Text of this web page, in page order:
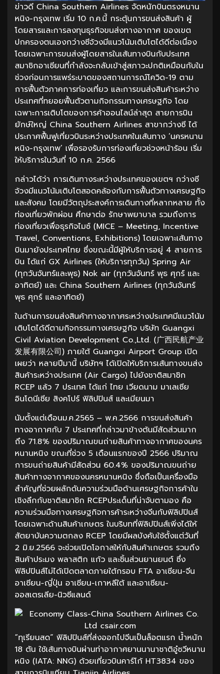
ข่าวดี China Southern Airlines จัดหนักบินตรงหนาน
หนิง-กรุงเทพ เริ่ม 10 ก.ค.นี้ กระตุ้นการขนส่งสินค้า ผู้
โดยสารและการลงทุนธุรกิจขนส่งทางอากาศ ของเขต
ปกครองตนเองกว่างซีจ้วงมีแนวโน้มเติบโตได้ดีต่อเนื่อง
โดยเฉพาะการขนส่งผู้โดยสารในเส้นทางบินกับประเทศ
สมาชิกอาเซียนที่กำลังจะกลับเข้าสู่สภาวะปกติเหมือนกับใน
ช่วงก่อนการแพร่ระบาดของสถานการณ์โควิด-19 ตาม
การฟื้นตัวภาคการท่องเที่ยว และการขนส่งสินค้าระหว่าง
ประเทศที่ทยอยฟื้นตัวตามกิจกรรมทางเศรษฐกิจ โดย
เฉพาะการเติบโตของการค้าออนไลน์ล่าสุด สายการบิน
ยักษ์ใหญ่ China Southern Airlines สาขากว่างซี ได้
ประกาศฟื้นฟูเที่ยวบินระหว่างประเทศในเส้นทาง ‘นครหนาน
หนิง-กรุงเทพ’ เพื่อรองรับการท่องเที่ยวช่วงหน้าร้อน เริ่ม
ให้บริการในวันที่ 10 ก.ค. 2566
กล่าวได้ว่า การเดินทางระหว่างประเทศของเขตฯ กว่างซี
จ้วงมีแนวโน้มเติบโตสอดคล้องกับการฟื้นตัวทางเศรษฐกิจ
และสังคม โดยมีวัตถุประสงค์การเดินทางที่หลากหลาย ทั้ง
ท่องเที่ยวพักผ่อน ศึกษาต่อ รักษาพยาบาล รวมถึงการ
ท่องเที่ยวเพื่อธุรกิจไมซ์ (MICE – Meeting, Incentive
Travel, Conventions, Exhibitions) โดยเฉพาะเส้นทาง
บินมายังประเทศไทย ซึ่งขณะนี้มีผู้ให้บริการอยู่ 4 สายการ
บิน ได้แก่ GX Airlines (ให้บริการทุกวัน) Spring Air
(ทุกวันจันทร์และพุธ) Nok air (ทุกวันจันทร์ พุธ ศุกร์ และ
อาทิตย์) และ China Southern Airlines (ทุกวันจันทร์
พุธ ศุกร์ และอาทิตย์)
ในด้านการขนส่งสินค้าทางอากาศระหว่างประเทศมีแนวโน้ม
เติบโตได้ดีตามกิจกรรมทางเศรษฐกิจ บริษัท Guangxi
Civil Aviation Development Co.,Ltd. (广西民航产业
发展有限公司) ภายใต้ Guangxi Airport Group เปิด
เผยว่า หลายปีมานี้ บริษัทฯ ได้เปิดให้บริการเส้นทางขนส่ง
สินค้าระหว่างประเทศ (Air Cargo) ไปยังชาติสมาชิก
RCEP แล้ว 7 ประเทศ ได้แก่ ไทย เวียดนาม มาเลเซีย
อินโดนีเซีย สิงคโปร์ ฟิลิปปินส์ และเมียนมา
นับตั้งแต่เดือนม.ค.2565 – พ.ค.2566 การขนส่งสินค้า
ทางอากาศกับ 7 ประเทศที่กล่าวมาข้างต้นมีสัดส่วนมาก
ถึง 71.8% ของปริมาณขนถ่ายสินค้าทางอากาศของนคร
หนานหนิง ขณะที่ช่วง 5 เดือนแรกของปี 2566 ปริมาณ
การขนถ่ายสินค้ามีสัดส่วน 60.4% ของปริมาณขนถ่าย
สินค้าทางอากาศของนครหนานหนิง ซึ่งถือเป็นเครื่องมือ
สำคัญที่ช่วยผลักดันความร่วมมือด้านเศรษฐกิจการค้าใน
เชิงลึกกับชาติสมาชิก RCEPประเด็นที่น่าจับตามอง คือ
ความร่วมมือทางเศรษฐกิจการค้าระหว่างจีนกับฟิลิปปินส์
โดยเฉพาะด้านสินค้าเกษตร ในบริบทที่ฟิลิปปินส์เพิ่งได้ให้
สัตยาบันความตกลง RCEP โดยมีผลบังคับใช้ตั้งแต่วันที่
2 มิ.ย.2566 จะช่วยเปิดโอกาสให้กับสินค้าเกษตร รวมถึง
สินค้าประมง พลาสติก แก้ว และชิ้นส่วนยานยนต์ ซึ่ง
ฟิลิปปินส์ไม่ได้เปิดตลาดภายใต้กรอบ FTA อาเซียน-จีน
อาเซียน-ญี่ปุ่น อาเซียน-เกาหลีใต้ และอาเซียน-
ออสเตรเลีย-นิวซีแลนด์
“ทุเรียนสด” ฟิลิปปินส์ที่ส่งออกไปจีนเป็นล็อตแรก น้ำหนัก
18 ตัน ใช้เส้นทางบินผ่านท่าอากาศยานนานาชาติอู๋ซวีหนาน
หนิง (IATA: NNG) ด้วยเที่ยวบินคาร์โก้ HT3834 ของ